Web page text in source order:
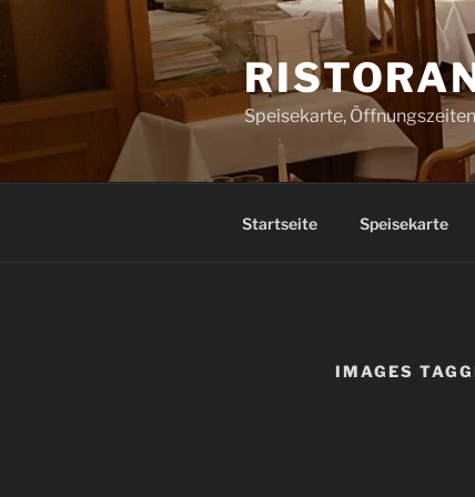
Inhalt
Speisekarte,
Startseite Speisekarte
IMAGES